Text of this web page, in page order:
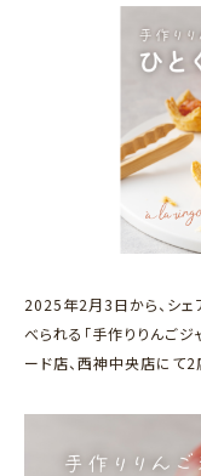
2025年2月3日から、シェ
べられる「手作りりんごジ
ード店、西神中央店にて2